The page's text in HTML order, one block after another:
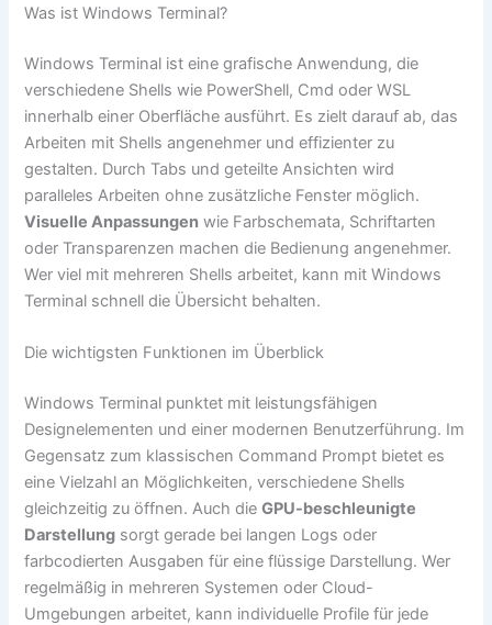
Was ist Windows Terminal?
Windows Terminal ist eine grafische Anwendung, die
verschiedene Shells wie PowerShell, Cmd oder WSL
innerhalb einer Oberfläche ausführt. Es zielt darauf ab, das
Arbeiten mit Shells angenehmer und effizienter zu
gestalten. Durch Tabs und geteilte Ansichten wird
paralleles Arbeiten ohne zusätzliche Fenster möglich.
Visuelle Anpassungen wie Farbschemata, Schriftarten
oder Transparenzen machen die Bedienung angenehmer.
Wer viel mit mehreren Shells arbeitet, kann mit Windows
Terminal schnell die Übersicht behalten.
Die wichtigsten Funktionen im Überblick
Windows Terminal punktet mit leistungsfähigen
Designelementen und einer modernen Benutzerführung. Im
Gegensatz zum klassischen Command Prompt bietet es
eine Vielzahl an Möglichkeiten, verschiedene Shells
gleichzeitig zu öffnen. Auch dieGPU-beschleunigte
Darstellung sorgt gerade bei langen Logs oder
farbcodierten Ausgaben für eine flüssige Darstellung. Wer
regelmäßig in mehreren Systemen oder Cloud-
Umgebungen arbeitet, kann individuelle Profile für jede